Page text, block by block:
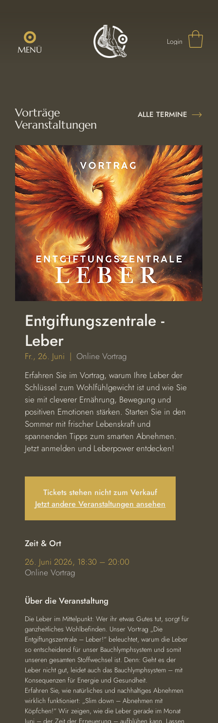
MENÜ
Login
Entgiftungszentrale -
Leber
Fr., 26. Juni
  |
Online Vortrag
Erfahren Sie im Vortrag, warum Ihre Leber der
Schlüssel zum Wohlfühlgewicht ist und wie Sie
sie mit cleverer Ernährung, Bewegung und
positiven Emotionen stärken. Starten Sie in den
Sommer mit frischer Lebenskraft und
spannenden Tipps zum smarten Abnehmen.
Jetzt anmelden und Leberpower entdecken!
Tickets stehen nicht zum Verkauf
Jetzt andere Veranstaltungen ansehen
Zeit & Ort
26. Juni 2026, 18:30 – 20:00
Online Vortrag
Über die Veranstaltung
Die Leber im Mittelpunkt: Wer ihr etwas Gutes tut, sorgt für
ganzheitliches Wohlbefinden. Unser Vortrag „Die
Entgiftungszentrale – Leber!“ beleuchtet, warum die Leber
so entscheidend für unser Bauchlymphsystem und somit
unseren gesamten Stoffwechsel ist. Denn: Geht es der
Leber nicht gut, leidet auch das Bauchlymphsystem – mit
Konsequenzen für Energie und Gesundheit.
Erfahren Sie, wie natürliches und nachhaltiges Abnehmen
wirklich funktioniert: „Slim down – Abnehmen mit
Köpfchen!“ Wir zeigen, wie die Leber gerade im Monat
Juni – der Zeit der Erneuerung – aufblühen kann. Lassen
Vorträge
Veranstaltungen
ALLE TERMINE